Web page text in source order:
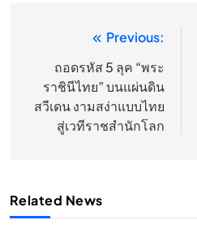
แนะแนว
เรื่อง
Previous:
ถอดรหัส 5 ลุค “พระ
ราชินีไทย” บนแผ่นดิน
สวีเดน งามสง่าแบบไทย
สู่เวทีราชสำนักโลก
Related News